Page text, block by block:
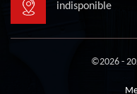
indisponible
©2026 -